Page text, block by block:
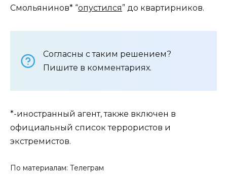
Смольянинов* “опустился” до квартирников.
Согласны с таким решением?
Пишите в комментариях.
*-иностранный агент, также включен в
официальный список террористов и
экстремистов.
По материалам: Телеграм